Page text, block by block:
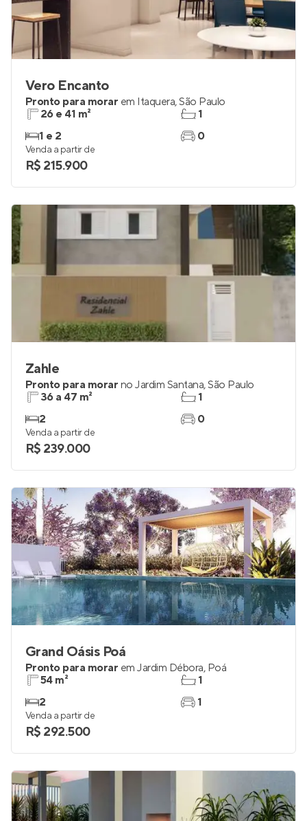
Vero Encanto
Pronto para morar em Itaquera,São Paulo
26 e 41 m²
1 e 2
1
0
Venda a partir de
R$ 215.900
Zahle
Pronto para morar no Jardim Santana,São Paulo
36 a 47 m²
2
1
0
Venda a partir de
R$ 239.000
Grand Oásis Poá
Pronto para morar em Jardim Débora, Poá
54 m²
2
1
1
Venda a partir de
R$ 292.500